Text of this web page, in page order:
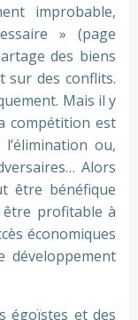
improbable,
» (page
des biens
sur des conflits.
Mais il y
compétition est
ou,
Alors
être bénéfique
profitable à
économiques
développement
égoïstes et des